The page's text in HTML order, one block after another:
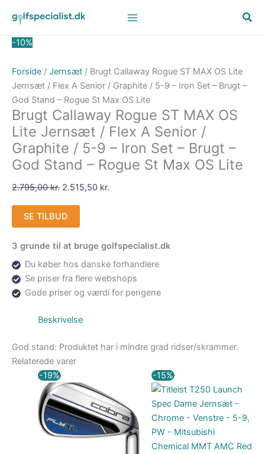
indholdet
-10%
Forside / Jernsæt / Brugt Callaway Rogue ST MAX OS Lite
Jernsæt / Flex A Senior / Graphite / 5-9 – Iron Set – Brugt –
God Stand – Rogue St Max OS Lite
Brugt Callaway Rogue ST MAX OS
Lite Jernsæt / Flex A Senior /
Graphite / 5-9 – Iron Set – Brugt –
God Stand – Rogue St Max OS Lite
2.795,00kr.
oprindelige
pris
2.515,50 kr.
aktuelle
pris
SE TILBUD
3 grunde til at bruge golfspecialist.dk
Du køber hos danske forhandlere
Se priser fra flere webshops
Gode priser og værdi for pengene
Beskrivelse
God stand: Produktet har i mindre grad ridser/skrammer.
Relaterede varer
-19%
Den
oprindelige
pris
var:
3.999,00 kr..
pris
er:
3.249,00 kr..
-15%
Den
oprindelige
pris
var:
10.499,00 kr..
pris
er:
8.924,15 kr..